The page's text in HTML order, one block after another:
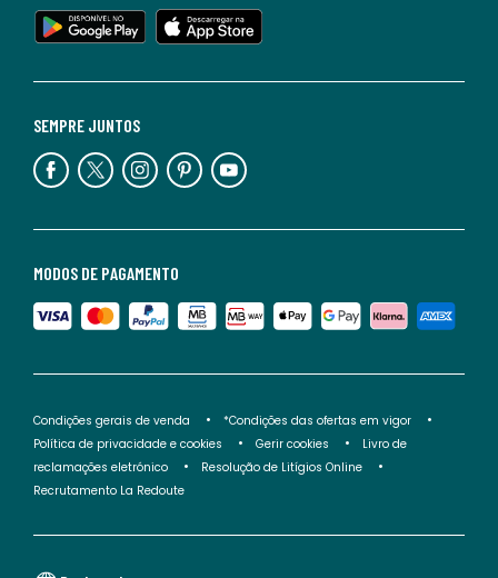
MODOS DE PAGAMENTO
SEMPRE JUNTOS
Condições gerais de venda
*Condições das ofertas em vigor
Política de privacidade e cookies
Gerir cookies
Livro de
reclamações eletrónico
Resolução de Litígios Online
Recrutamento La Redoute